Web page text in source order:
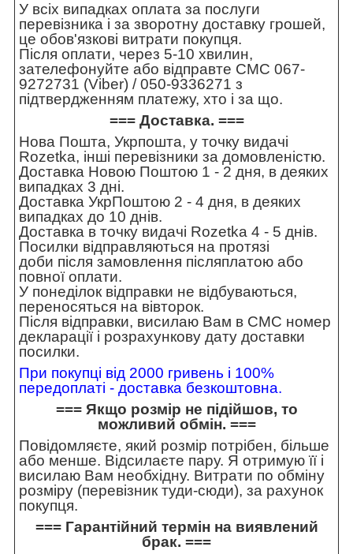
У всіх випадках оплата за послуги
перевізника і за зворотну доставку грошей,
це обов'язкові витрати покупця.
Після оплати, через 5-10 хвилин,
зателефонуйте або відправте СМС 067-
9272731 (Viber) / 050-9336271 з
підтвердженням платежу, хто і за що.
=== Доставка. ===
Нова Пошта, Укрпошта, у точку видачі
Rozetka, інші перевізники за домовленістю.
Доставка Новою Поштою 1 - 2 дня, в деяких
випадках 3 дні.
Доставка УкрПоштою 2 - 4 дня, в деяких
випадках до 10 днів.
Доставка в точку видачі Rozetka 4 - 5 днів.
Посилки відправляються на протязі
доби після замовлення післяплатою або
повної оплати.
У понеділок відправки не відбуваються,
переносяться на вівторок.
Після відправки, висилаю Вам в СМС номер
декларації і розрахункову дату доставки
посилки.
При покупці від 2000 гривень і 100%
передоплаті - доставка безкоштовна.
=== Якщо розмір не підійшов, то
можливий обмін. ===
Повідомляєте, який розмір потрібен, більше
або менше. Відсилаєте пару. Я отримую її і
висилаю Вам необхідну. Витрати по обміну
розміру (перевізник туди-сюди), за рахунок
покупця.
=== Гарантійний термін на виявлений
брак. ===